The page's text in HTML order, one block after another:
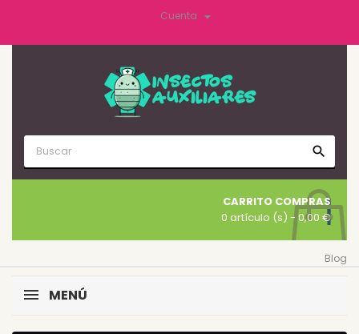
Cuenta 
search
CARRITO COMPRAS
0 artículo (s) - 0,00 €
Blog
MENÚ